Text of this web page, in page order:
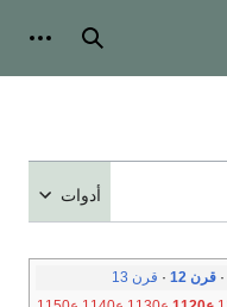
بحث
أدوات
· قرن 12 · قرن 13